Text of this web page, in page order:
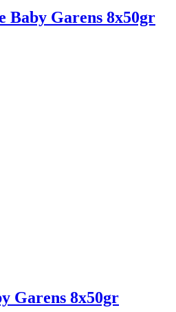
Baby Garens 8x50gr
Garens 8x50gr